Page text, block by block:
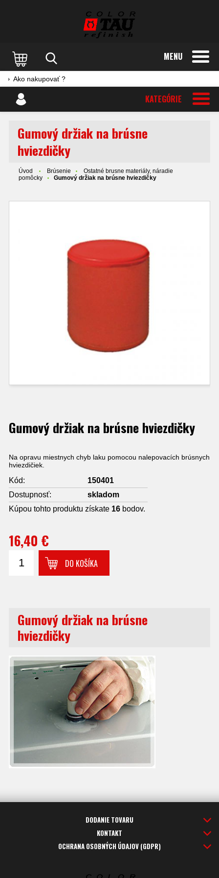
MENU
Ako nakupovať ?
KATEGÓRIE
Gumový držiak na brúsne
hviezdičky
Úvod Brúsenie
Ostatné brusne materiály, náradie
pomôcky
Gumový držiak na brúsne hviezdičky
Gumový držiak na brúsne hviezdičky
Na opravu miestnych chyb laku pomocou nalepovacích brúsnych
hviezdičiek.
Kód:
150401
Dostupnosť:
skladom
Kúpou tohto produktu získate 16 bodov.
16,40 €
DO KOŠÍKA
Gumový držiak na brúsne
hviezdičky
DODANIE TOVARU
KONTAKT
OCHRANA OSOBNÝCH ÚDAJOV (GDPR)